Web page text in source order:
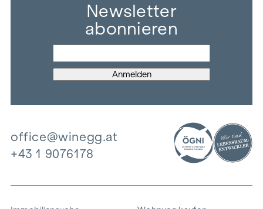
Newsletter
abonnieren
office@winegg.at
+43 1 9076178